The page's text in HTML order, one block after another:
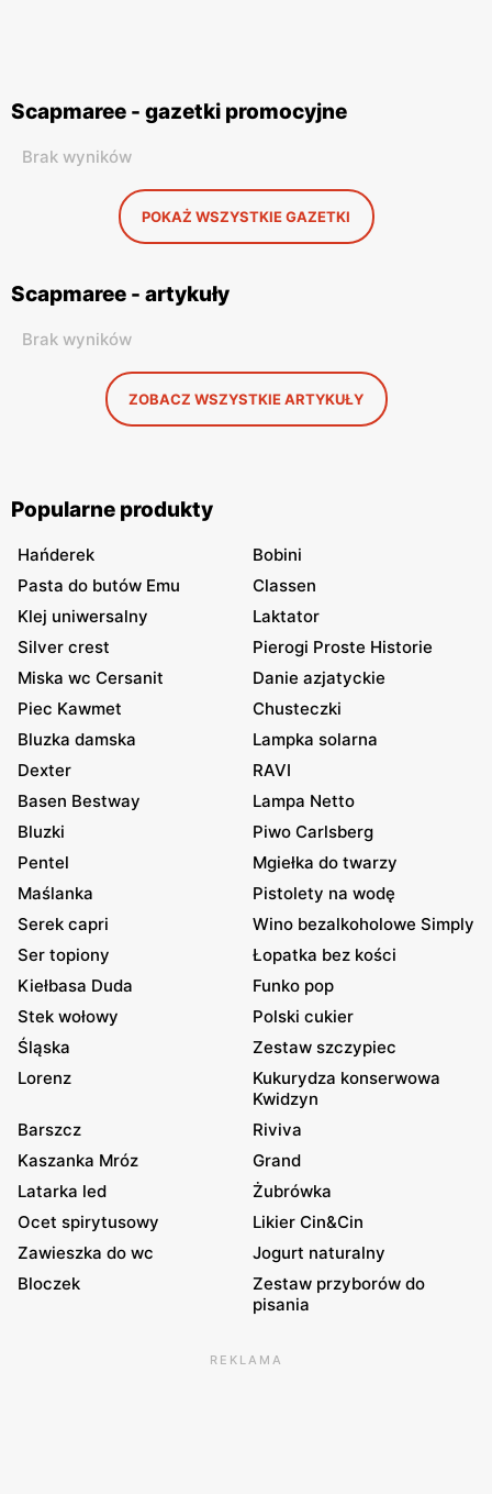
Scapmaree - gazetki promocyjne
Brak wyników
POKAŻ WSZYSTKIE GAZETKI
Scapmaree - artykuły
Brak wyników
ZOBACZ WSZYSTKIE ARTYKUŁY
Popularne produkty
Hańderek
Bobini
Pasta do butów Emu
Classen
Klej uniwersalny
Laktator
Silver crest
Pierogi Proste Historie
Miska wc Cersanit
Danie azjatyckie
Piec Kawmet
Chusteczki
Bluzka damska
Lampka solarna
Dexter
RAVI
Basen Bestway
Lampa Netto
Bluzki
Piwo Carlsberg
Pentel
Mgiełka do twarzy
Maślanka
Pistolety na wodę
Serek capri
Wino bezalkoholowe Simply
Ser topiony
Łopatka bez kości
Kiełbasa Duda
Funko pop
Stek wołowy
Polski cukier
Śląska
Zestaw szczypiec
Lorenz
Kukurydza konserwowa
Kwidzyn
Barszcz
Riviva
Kaszanka Mróz
Grand
Latarka led
Żubrówka
Ocet spirytusowy
Likier Cin&Cin
Zawieszka do wc
Jogurt naturalny
Bloczek
Zestaw przyborów do
pisania
REKLAMA